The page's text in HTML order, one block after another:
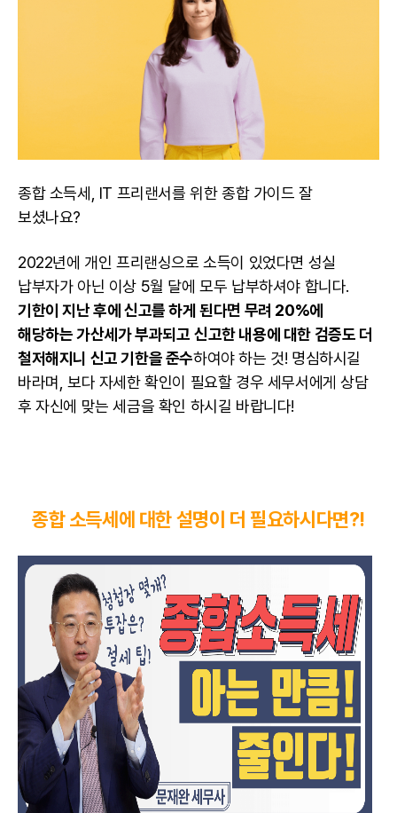
종합 소득세, IT 프리랜서를 위한 종합 가이드 잘
보셨나요?
2022년에 개인 프리랜싱으로 소득이 있었다면 성실
납부자가 아닌 이상 5월 달에 모두 납부하셔야 합니다.
기한이 지난 후에 신고를 하게 된다면 무려 20%에
해당하는 가산세가 부과되고 신고한 내용에 대한 검증도 더
철저해지니 신고 기한을 준수하여야 하는 것! 명심하시길
바라며, 보다 자세한 확인이 필요할 경우 세무서에게 상담
후 자신에 맞는 세금을 확인 하시길 바랍니다!
종합 소득세에 대한 설명이 더 필요하시다면?!